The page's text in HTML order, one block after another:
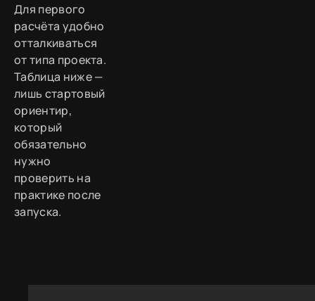
Для первого
расчёта удобно
отталкиваться
от типа проекта.
Таблица ниже —
лишь стартовый
ориентир,
который
обязательно
нужно
проверить на
практике после
запуска.